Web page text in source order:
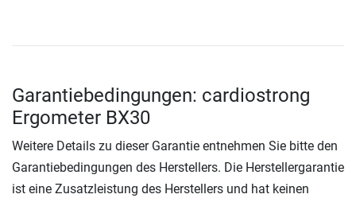
Garantiebedingungen: cardiostrong
Ergometer BX30
Weitere Details zu dieser Garantie entnehmen Sie bitte den
Garantiebedingungen des Herstellers. Die Herstellergarantie
ist eine Zusatzleistung des Herstellers und hat keinen